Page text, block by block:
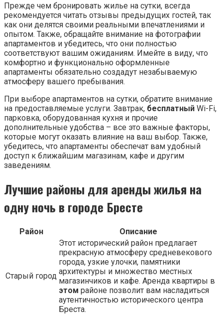
Прежде чем бронировать жилье на сутки, всегда
рекомендуется читать отзывы предыдущих гостей, так
как они делятся своими реальными впечатлениями и
опытом. Также, обращайте внимание на фотографии
апартаментов и убедитесь, что они полностью
соответствуют вашим ожиданиям. Имейте в виду, что
комфортно и функционально оформленные
апартаменты обязательно создадут незабываемую
атмосферу вашего пребывания.
При выборе апартаментов на сутки, обратите внимание
на предоставляемые услуги. Завтрак, бесплатный Wi-Fi,
парковка, оборудованная кухня и прочие
дополнительные удобства – все это важные факторы,
которые могут оказать влияние на ваш выбор. Также,
убедитесь, что апартаменты обеспечат вам удобный
доступ к ближайшим магазинам, кафе и другим
заведениям.
Лучшие районы для аренды жилья на
одну ночь в городе Бресте
Район Описание
Старый город
Этот исторический район предлагает
прекрасную атмосферу средневекового
города, узкие улочки, памятники
архитектуры и множество местных
магазинчиков и кафе. Аренда квартиры в
этом районе позволит вам насладиться
аутентичностью исторического центра
Бреста.